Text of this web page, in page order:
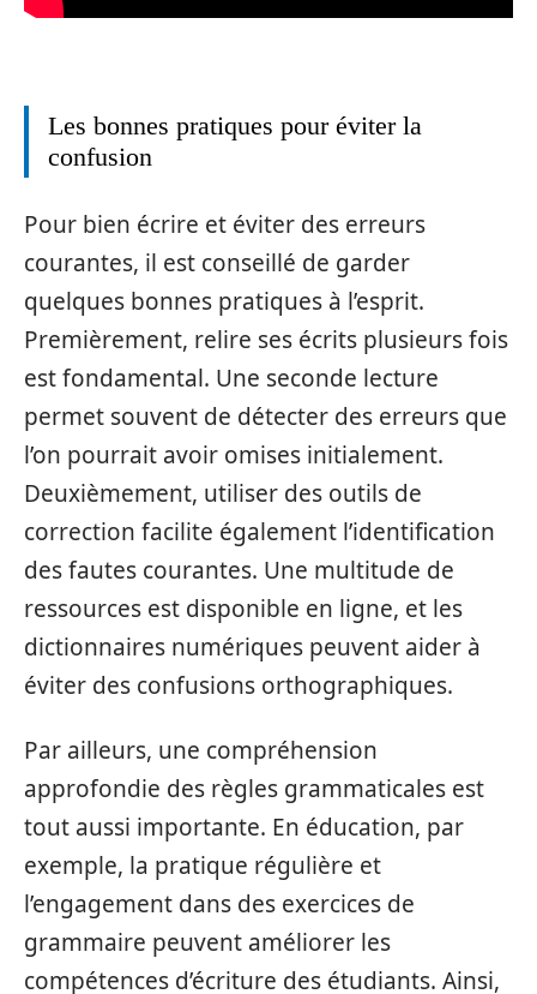
Les bonnes pratiques pour éviter la
confusion
Pour bien écrire et éviter des erreurs
courantes, il est conseillé de garder
quelques bonnes pratiques à l’esprit.
Premièrement, relire ses écrits plusieurs fois
est fondamental. Une seconde lecture
permet souvent de détecter des erreurs que
l’on pourrait avoir omises initialement.
Deuxièmement, utiliser des outils de
correction facilite également l’identification
des fautes courantes. Une multitude de
ressources est disponible en ligne, et les
dictionnaires numériques peuvent aider à
éviter des confusions orthographiques.
Par ailleurs, une compréhension
approfondie des règles grammaticales est
tout aussi importante. En éducation, par
exemple, la pratique régulière et
l’engagement dans des exercices de
grammaire peuvent améliorer les
compétences d’écriture des étudiants. Ainsi,